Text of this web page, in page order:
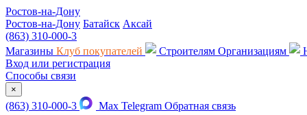
Ростов-на-Дону
Ростов-на-Дону Батайск Аксай
(863) 310-000-3
Магазины Клуб покупателей Строителям Организациям
Вход или регистрация
Способы связи
×
(863) 310-000-3 Max Telegram Обратная связь